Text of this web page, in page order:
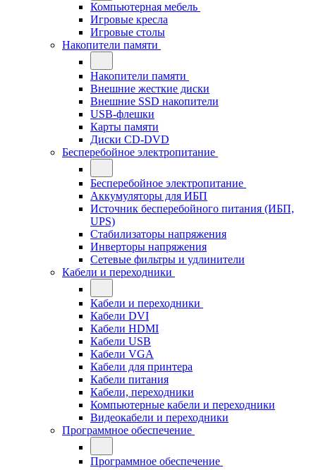
Компьютерная мебель
Игровые кресла
Игровые столы
Накопители памяти
Накопители памяти
Внешние жесткие диски
Внешние SSD накопители
USB-флешки
Карты памяти
Диски CD-DVD
Бесперебойное электропитание
Бесперебойное электропитание
Аккумуляторы для ИБП
Источник бесперебойного питания (ИБП,
UPS)
Стабилизаторы напряжения
Инверторы напряжения
Сетевые фильтры и удлинители
Кабели и переходники
Кабели и переходники
Кабели DVI
Кабели HDMI
Кабели USB
Кабели VGA
Кабели для принтера
Кабели питания
Кабели, переходники
Компьютерные кабели и переходники
Видеокабели и переходники
Программное обеспечение
Программное обеспечение